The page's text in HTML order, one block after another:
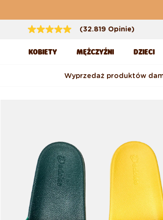
(32.819 Opinie)
KOBIETY MĘŻCZYŹNI DZIECI
Wyprzedaż produktów